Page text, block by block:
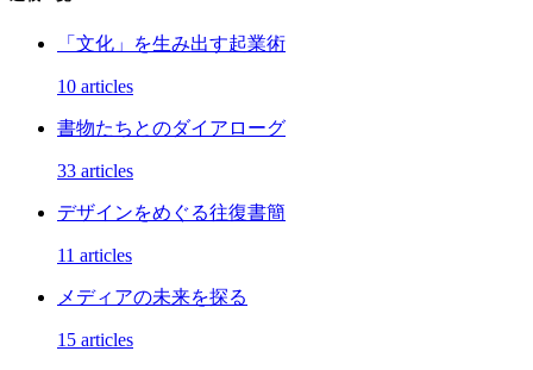
「文化」を生み出す起業術
10 articles
書物たちとのダイアローグ
33 articles
デザインをめぐる往復書簡
11 articles
メディアの未来を探る
15 articles